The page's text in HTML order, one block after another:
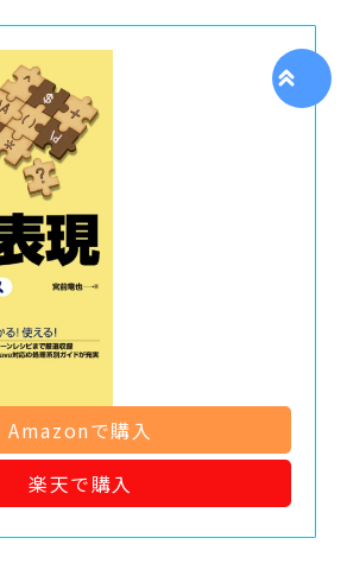
Amazonで購入
楽天で購入